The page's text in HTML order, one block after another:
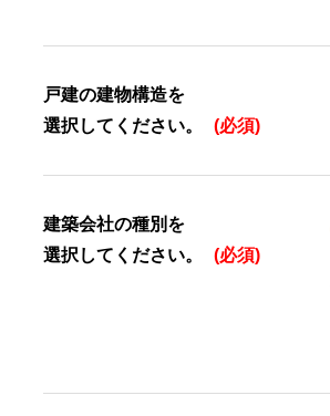
戸建の建物構造を
選択してください。
(必須)
建築会社の種別を
選択してください。
(必須)